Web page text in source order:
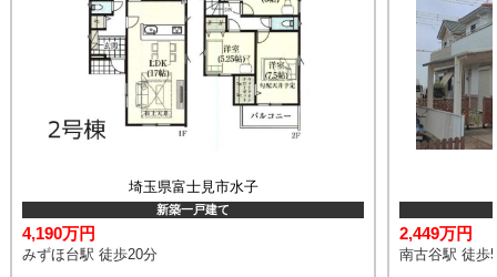
埼玉県富士見市水子
新築一戸建て
4,190万円
みずほ台駅 徒歩20分
2,449万円
南古谷駅 徒歩